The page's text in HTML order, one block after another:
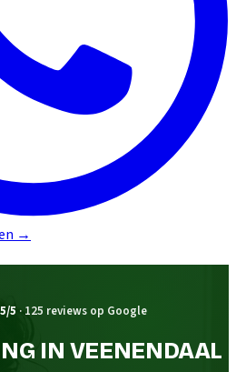
→
5/5 · 125 reviews op Google
IN VEENENDAAL